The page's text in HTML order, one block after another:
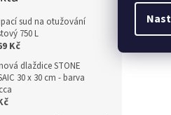
sud na otužování
750 L
Kč
dlaždice STONE
30 x 30 cm - barva